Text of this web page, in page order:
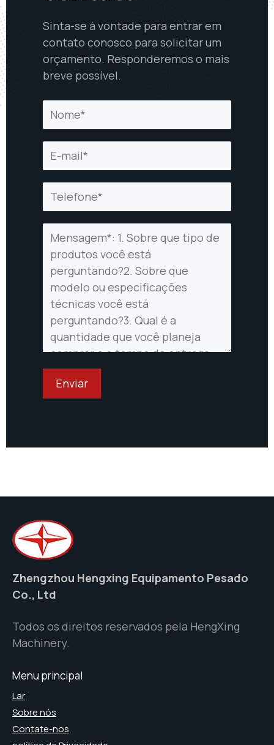
Sinta-se à vontade para entrar em
contato conosco para solicitar um
orçamento. Responderemos o mais
breve possível.
Zhengzhou Hengxing Equipamento Pesado
Co., Ltd
Todos os direitos reservados pela HengXing
Machinery.
Menu principal
Lar
Sobre nós
Contate-nos